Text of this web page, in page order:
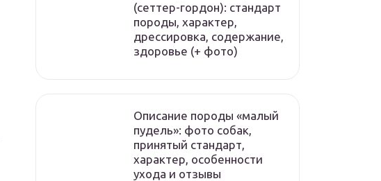
(сеттер-гордон): стандарт
породы, характер,
дрессировка, содержание,
здоровье (+ фото)
Описание породы «малый
пудель»: фото собак,
принятый стандарт,
характер, особенности
ухода и отзывы